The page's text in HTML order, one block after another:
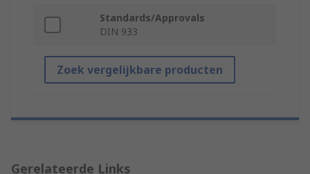
Standards/Approvals
DIN 933
Zoek vergelijkbare producten
Gerelateerde Links